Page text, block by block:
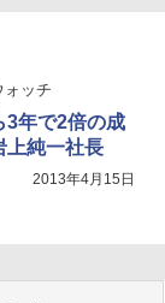
ォッチ
3年で2倍の成
上純一社長
2013年4月15日